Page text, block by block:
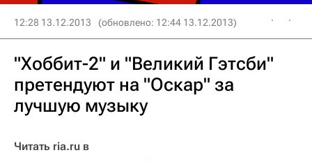
12:28 13.12.2013 (обновлено: 12:44 13.12.2013)
"Хоббит-2" и "Великий Гэтсби"
претендуют на "Оскар" за
лучшую музыку
Читать ria.ru в